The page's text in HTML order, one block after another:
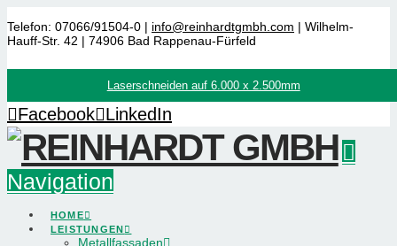
Telefon: 07066/91504-0 | info@reinhardtgmbh.com | Wilhelm-
Hauff-Str. 42 | 74906 Bad Rappenau-Fürfeld
Laserschneiden auf 6.000 x 2.500mm
Facebook LinkedIn
Navigation
HOME
LEISTUNGEN
Metallfassaden